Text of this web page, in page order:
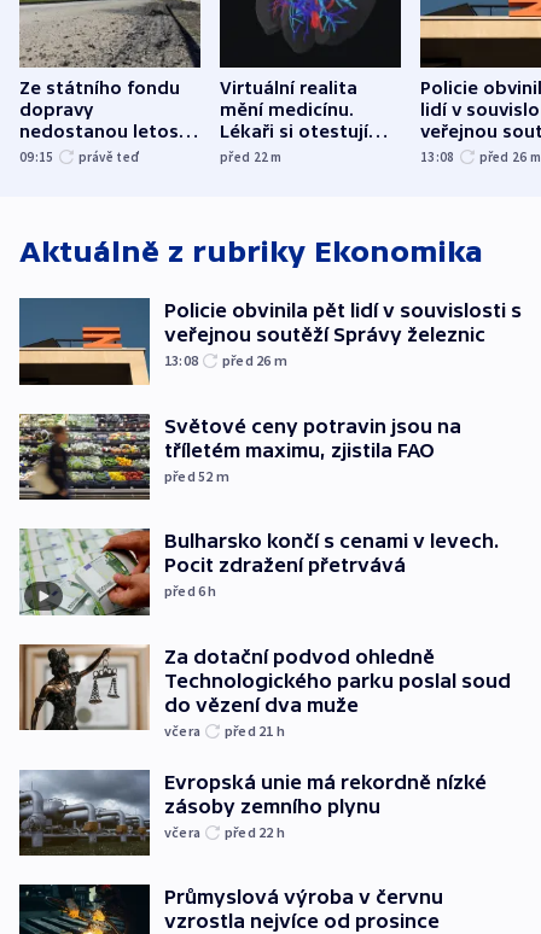
Ze státního fondu
dopravy
nedostanou letos
kraje na silnice ani
09:15 právě teď
Virtuální realita
mění medicínu.
Lékaři si otestují
každý řez, říká
před 22m
Policie
lidí v
veřejnou
Správy
13:08 před 26 m
Aktuálně z rubriky Ekonomika
Policie obvinila pět lidí v souvislosti s
veřejnou soutěží Správy železnic
13:08 před 26 m
Světové ceny potravin jsou na
tříletém maximu, zjistila FAO
před 52 m
Bulharsko končí s cenami v levech.
Pocit zdražení přetrvává
před 6h
Za dotační podvod ohledně
Technologického parku poslal soud
do vězení dva muže
včera před 21 h
Evropská unie má rekordně nízké
zásoby zemního plynu
včera před 22 h
Průmyslová výroba v červnu
vzrostla nejvíce od prosince